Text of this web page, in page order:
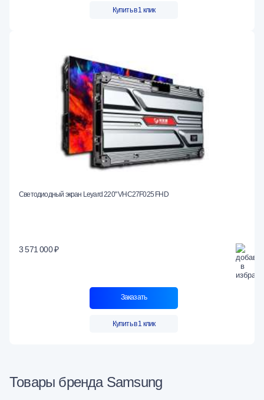
Купить в 1 клик
Светодиодный экран Leyard 220" VHC27F025 FHD
3 571 000 ₽
Заказать
Купить в 1 клик
Товары бренда Samsung